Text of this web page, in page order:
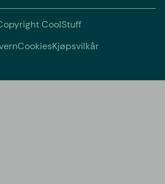
CoolStuff
CookiesKjøpsvilkår